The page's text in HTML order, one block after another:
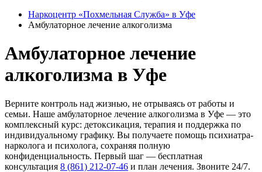
Наркоцентр «Похмельная Служба» в Уфе
Амбулаторное лечение алкоголизма
Амбулаторное лечение
алкоголизма в Уфе
Верните контроль над жизнью, не отрываясь от работы и
семьи. Наше амбулаторное лечение алкоголизма в Уфе — это
комплексный курс: детоксикация, терапия и поддержка по
индивидуальному графику. Вы получаете помощь психиатра-
нарколога и психолога, сохраняя полную
конфиденциальность. Первый шаг — бесплатная
консультация 8 (861) 212-07-46 и план лечения. Звоните 24/7.